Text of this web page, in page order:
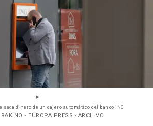
saca dinero de un cajero automático del banco ING
- EUROPA PRESS - ARCHIVO